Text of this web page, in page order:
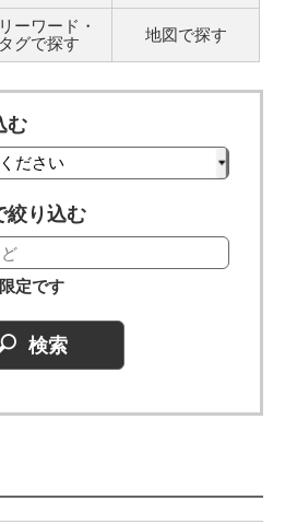
ーワード・
タグで探す 地図で探す
む
絞り込む
定です